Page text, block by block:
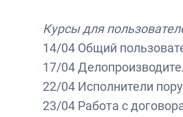
Курсы для
14/04 Общий
17/04
22/04 Исполнители
23/04 Работа с